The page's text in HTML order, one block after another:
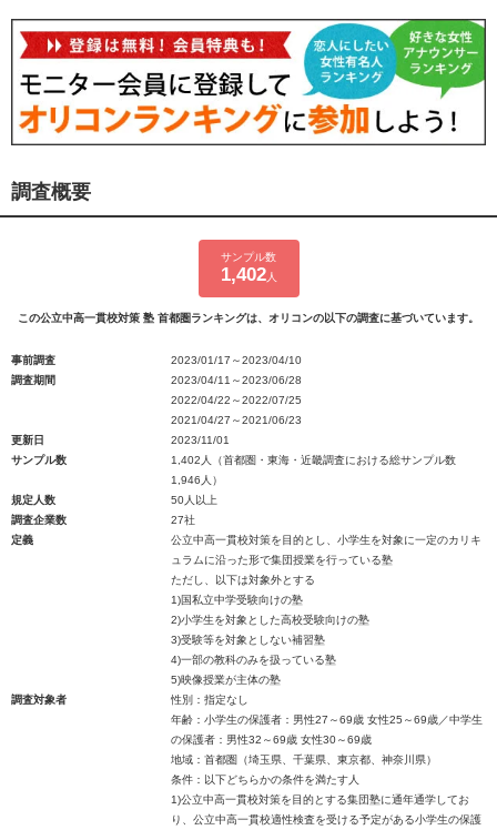
調査概要
サンプル数
1,402人
この公立中高一貫校対策 塾 首都圏ランキングは、オリコンの以下の調査に基づいています。
事前調査
2023/01/17～2023/04/10
調査期間
2023/04/11～2023/06/28
2022/04/22～2022/07/25
2021/04/27～2021/06/23
更新日
2023/11/01
サンプル数
1,402人（首都圏・東海・近畿調査における総サンプル数
1,946人）
規定人数
50人以上
調査企業数
27社
定義
公立中高一貫校対策を目的とし、小学生を対象に一定のカリキ
ュラムに沿った形で集団授業を行っている塾
ただし、以下は対象外とする
1)国私立中学受験向けの塾
2)小学生を対象とした高校受験向けの塾
3)受験等を対象としない補習塾
4)一部の教科のみを扱っている塾
5)映像授業が主体の塾
調査対象者
性別：指定なし
年齢：小学生の保護者：男性27～69歳 女性25～69歳／中学生
の保護者：男性32～69歳 女性30～69歳
地域：首都圏（埼玉県、千葉県、東京都、神奈川県）
条件：以下どちらかの条件を満たす人
1)公立中高一貫校対策を目的とする集団塾に通年通学してお
り、公立中高一貫校適性検査を受ける予定がある小学生の保護